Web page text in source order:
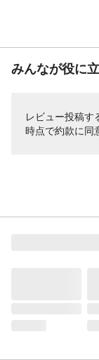
みんなが役に
レビュー投稿す
時点で約款に同